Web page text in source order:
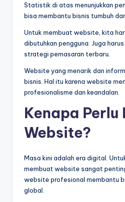
Statistik di atas menunjukkan
bisa membantu bisnis tumbuh
Untuk membuat website, kita
dibutuhkan pengguna. Juga
strategi pemasaran terbaru.
Website yang menarik dan
bisnis. Hal itu karena website
profesionalisme dan keandalan.
Kenapa Perlu
Website?
Masa kini adalah era digital.
membuat website sangat
website profesional membantu
global.